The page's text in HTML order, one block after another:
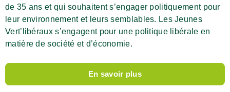
de 35 ans et qui souhaitent s’engager politiquement pour
leur environnement et leurs semblables. Les Jeunes
Vert’libéraux s’engagent pour une politique libérale en
matière de société et d’économie.
En savoir plus